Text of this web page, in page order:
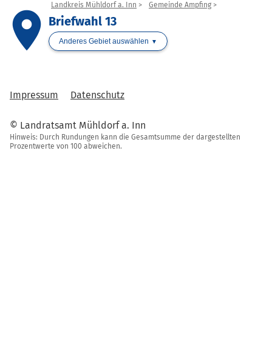
place
Landkreis Mühldorf a. Inn Gemeinde Ampfing
Briefwahl 13
Anderes Gebiet auswählen
Impressum Datenschutz
© Landratsamt Mühldorf a. Inn
Hinweis: Durch Rundungen kann die Gesamtsumme der dargestellten
Prozentwerte von 100 abweichen.